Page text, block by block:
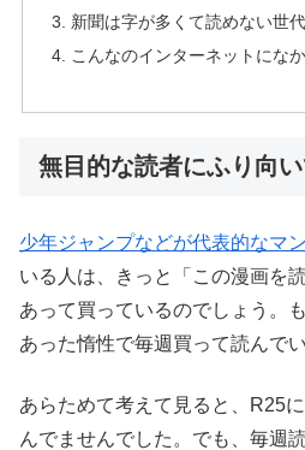
新聞は字が多くて読めない世代
こんなのインターネットにな
無目的な読者にふり向
少年ジャンプなどが代表的なマ
いる人は、きっと「この漫画を
あって買っているのでしょう。
あった惰性で毎週買って読んでい
あらためて考えて見ると、R25
んでませんでした。でも、毎週